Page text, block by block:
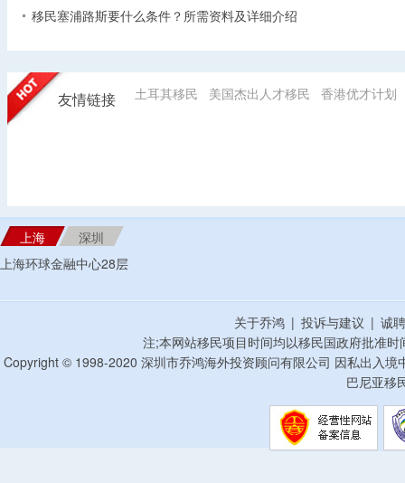
移民塞浦路斯要什么条件？所需资料及详细介绍
友情链接 土耳其移民 美国杰出人才移民 香港优才计划
上海
深圳
上海环球金融中心28层
关于乔鸿 | 投诉与建议 | 诚
注;本网站移民项目时间均以移民国政府批准
Copyright © 1998-2020 深圳市乔鸿海外投资顾问有限公司 因私出入
巴尼亚移